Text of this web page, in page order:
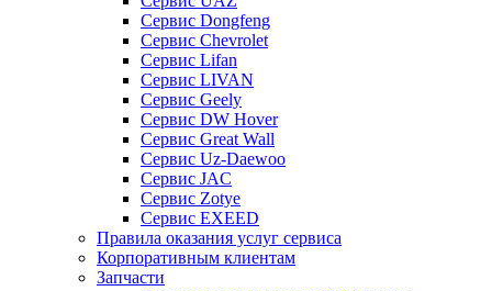
Сервис Dongfeng
Сервис Chevrolet
Сервис Lifan
Сервис LIVAN
Сервис Geely
Сервис DW Hover
Сервис Great Wall
Сервис Uz-Daewoo
Сервис JAC
Сервис Zotye
Сервис EXEED
Правила оказания услуг сервиса
Корпоративным клиентам
Запчасти